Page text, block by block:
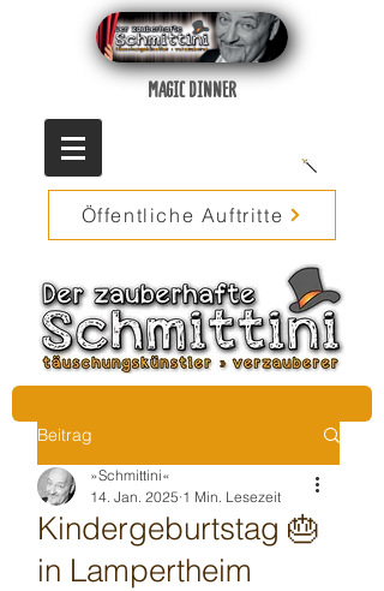
MAGIC DINNER
Öffentliche Auftritte
Beitrag
Kindergeburtstag 🎂
in Lampertheim
»Schmittini«
14. Jan. 2025 1 Min. Lesezeit